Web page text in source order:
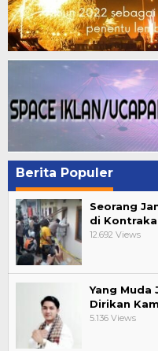
Berita Populer
Seorang
di
12.692 Views
Yang Muda
Dirikan
5.136 Views